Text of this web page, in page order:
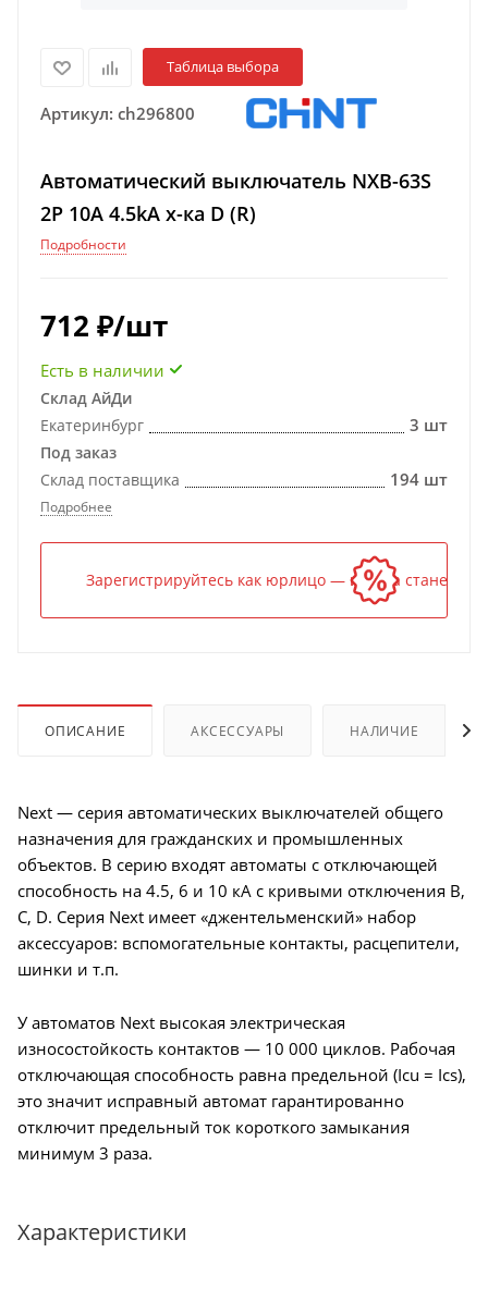
Таблица выбора
Артикул: ch296800
Автоматический выключатель NXB-63S
2P 10А 4.5kA х-ка D (R)
Подробности
712 ₽/шт
Есть в наличии
Склад АйДи
Екатеринбург
3 шт
Под заказ
Склад поставщика
194 шт
Подробнее
Зарегистрируйтесь как юрлицо — и цена станет
ОПИСАНИЕ АКСЕССУАРЫ НАЛИЧИЕ
Next — серия автоматических выключателей общего
назначения для гражданских и промышленных
объектов. В серию входят автоматы с отключающей
способность на 4.5, 6 и 10 кА с кривыми отключения B,
C, D. Серия Next имеет «джентельменский» набор
аксессуаров: вспомогательные контакты, расцепители,
шинки и т.п.
У автоматов Next высокая электрическая
износостойкость контактов — 10 000 циклов. Рабочая
отключающая способность равна предельной (Icu = Ics),
это значит исправный автомат гарантированно
отключит предельный ток короткого замыкания
минимум 3 раза.
Характеристики